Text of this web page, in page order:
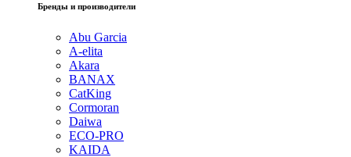
Бренды и производители
Abu Garcia
A-elita
Akara
BANAX
CatKing
Cormoran
Daiwa
ECO-PRO
KAIDA